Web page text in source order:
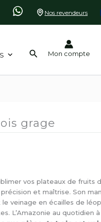
Nos revendeurs
Rechercher
Mon compte
grage
vos plateaux de fruits
et maîtrise. Son
veinage en écailles de
L’Amazonie au quotidien